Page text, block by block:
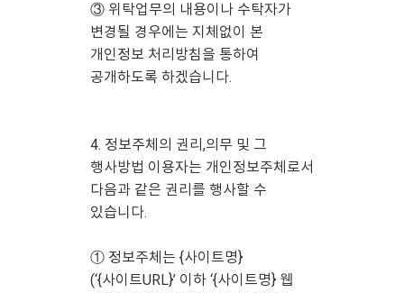
③ 위탁업무의 내용이나 수탁자가
변경될 경우에는 지체없이 본
개인정보 처리방침을 통하여
공개하도록 하겠습니다.
4. 정보주체의 권리,의무 및 그
행사방법 이용자는 개인정보주체로서
다음과 같은 권리를 행사할 수
있습니다.
① 정보주체는 {사이트명}
(‘{사이트URL}’ 이하 ‘{사이트명} 웹